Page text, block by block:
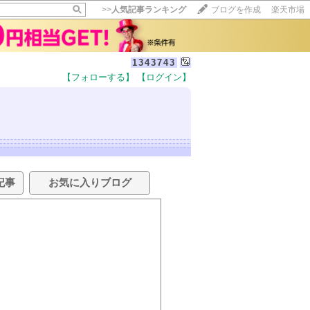
>>人気記事ランキング ブログを作成 楽天市場
1343743
【フォローする】 【ログイン】
事 お気に入りブログ